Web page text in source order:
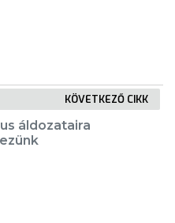
KÖVETKEZŐ CIKK
áldozataira